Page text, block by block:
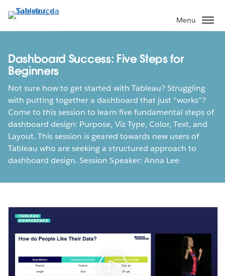
Passa
contenuto
Menu
Dashboard Success: Five Steps for
Beginners
Not sure how to get started with Tableau? Struggling
with putting together a dashboard that just “works”?
Come to this session to learn five fundamental steps of
dashboard design: Purpose, Viz Type, Color, Text, and
Layout. This session is geared towards new users of
Tableau who are seeking a structured approach to
dashboard design. Session Speaker: Anna Lee